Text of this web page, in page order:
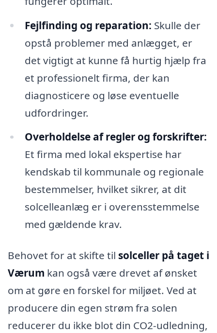
Fejlfinding og reparation: Skulle der
opstå problemer med anlægget, er
det vigtigt at kunne få hurtig hjælp fra
et professionelt firma, der kan
diagnosticere og løse eventuelle
udfordringer.
Overholdelse af regler og forskrifter:
Et firma med lokal ekspertise har
kendskab til kommunale og regionale
bestemmelser, hvilket sikrer, at dit
solcelleanlæg er i overensstemmelse
med gældende krav.
Behovet for at skifte til solceller på taget i
Værum kan også være drevet af ønsket
om at gøre en forskel for miljøet. Ved at
producere din egen strøm fra solen
reducerer du ikke blot din CO2-udledning,